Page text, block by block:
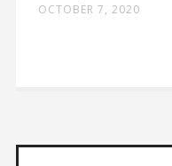
OCTOBER 7, 2020